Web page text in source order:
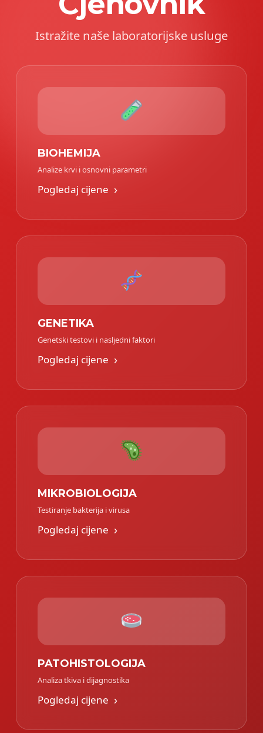
Istražite naše laboratorijske usluge
BIOHEMIJA
Analize krvi i osnovni parametri
Pogledaj cijene ›
GENETIKA
Genetski testovi i nasljedni faktori
Pogledaj cijene ›
MIKROBIOLOGIJA
Testiranje bakterija i virusa
Pogledaj cijene ›
PATOHISTOLOGIJA
Analiza tkiva i dijagnostika
Pogledaj cijene ›